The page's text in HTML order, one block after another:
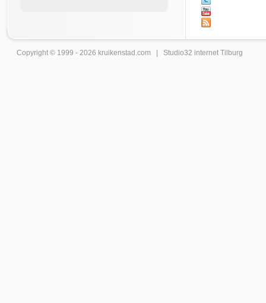
Copyright © 1999 - 2026 kruikenstad .com | Studio32 internet Tilburg